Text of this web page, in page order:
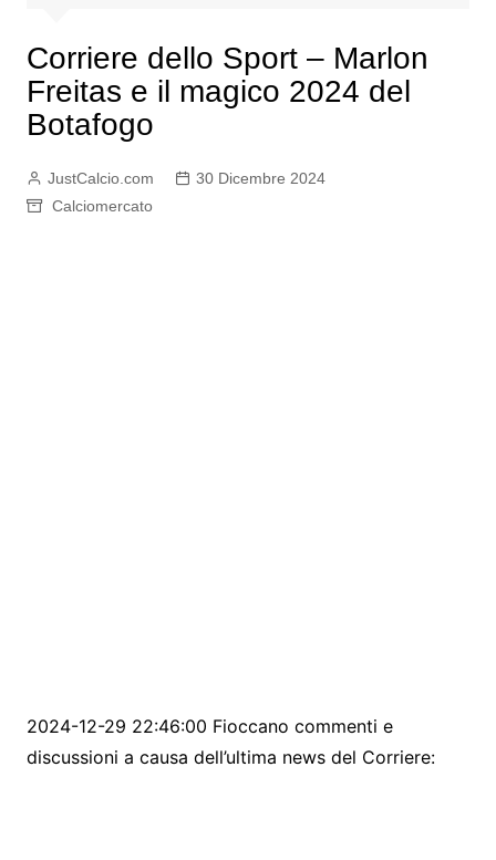
Corriere dello Sport – Marlon
Freitas e il magico 2024 del
Botafogo
JustCalcio.com
30 Dicembre 2024
Calciomercato
2024-12-29 22:46:00 Fioccano commenti e
discussioni a causa dell’ultima news del Corriere: